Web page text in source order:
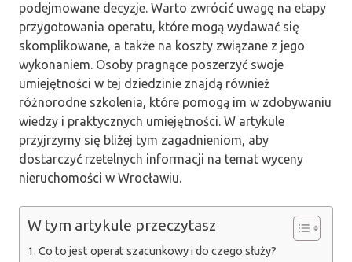
podejmowane decyzje. Warto zwrócić uwagę na etapy
przygotowania operatu, które mogą wydawać się
skomplikowane, a także na koszty związane z jego
wykonaniem. Osoby pragnące poszerzyć swoje
umiejętności w tej dziedzinie znajdą również
różnorodne szkolenia, które pomogą im w zdobywaniu
wiedzy i praktycznych umiejętności. W artykule
przyjrzymy się bliżej tym zagadnieniom, aby
dostarczyć rzetelnych informacji na temat wyceny
nieruchomości w Wrocławiu.
W tym artykule przeczytasz
Co to jest operat szacunkowy i do czego służy?